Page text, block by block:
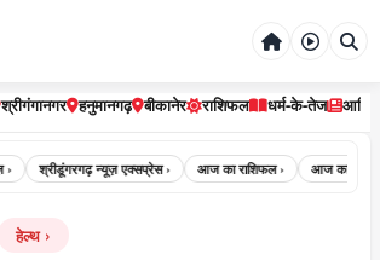
श्रीगंगानगर हनुमानगढ़ बीकानेर राशिफल धर्म-के-तेज
श्रीडूंगरगढ़ न्यूज़ एक्सप्रेस › आज का राशिफल › आज का पंचांग ›
हेल्थ